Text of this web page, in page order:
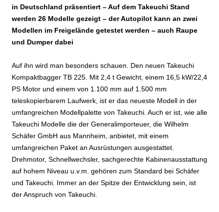
in Deutschland präsentiert – Auf dem Takeuchi Stand
werden 26 Modelle gezeigt – der Autopilot kann an zwei
Modellen im Freigelände getestet werden – auch Raupe
und Dumper dabei
Auf ihn wird man besonders schauen. Den neuen Takeuchi
Kompaktbagger TB 225. Mit 2,4 t Gewicht, einem 16,5 kW/22,4
PS Motor und einem von 1.100 mm auf 1.500 mm
teleskopierbarem Laufwerk, ist er das neueste Modell in der
umfangreichen Modellpalette von Takeuchi. Auch er ist, wie alle
Takeuchi Modelle die der Generalimporteuer, die Wilhelm
Schäfer GmbH aus Mannheim, anbietet, mit einem
umfangreichen Paket an Ausrüstungen ausgestattet.
Drehmotor, Schnellwechsler, sachgerechte Kabinenausstattung
auf hohem Niveau u.v.m. gehören zum Standard bei Schäfer
und Takeuchi. Immer an der Spitze der Entwicklung sein, ist
der Anspruch von Takeuchi.